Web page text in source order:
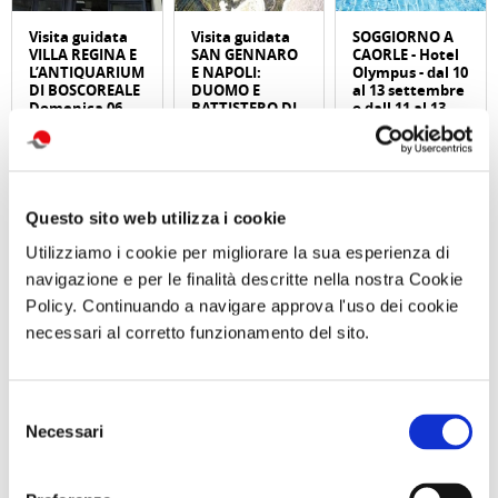
Questo sito web utilizza i cookie
Utilizziamo i cookie per migliorare la sua esperienza di
navigazione e per le finalità descritte nella nostra Cookie
Policy. Continuando a navigare approva l'uso dei cookie
necessari al corretto funzionamento del sito.
delNecessari
Visita guidata
VILLA REGINA E
L’ANTIQUARIUM
DI BOSCOREALE
Domenica 06
Settembre 2026
ore 10:00
Comunicato n. 95
Napoli 03, Agosto
2026
Visita guidata
SAN GENNARO
E NAPOLI:
DUOMO E
BATTISTERO DI
Comunicato n. 97
Napoli, 04 Agosto
2026
SOGGIORNO A
CAORLE - Hotel
Olympus - dal 10
al 13 settembre
o dall 11 al 13
settembre
Comunicato n. 29
Venezia Mestre, 03
Agosto 2026
Convenzione CRALT 2026: